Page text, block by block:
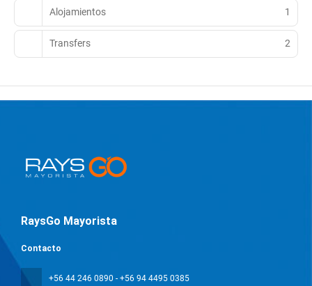
Alojamientos 1
Transfers 2
RaysGo Mayorista
Contacto
+56 44 246 0890 - +56 94 4495 0385